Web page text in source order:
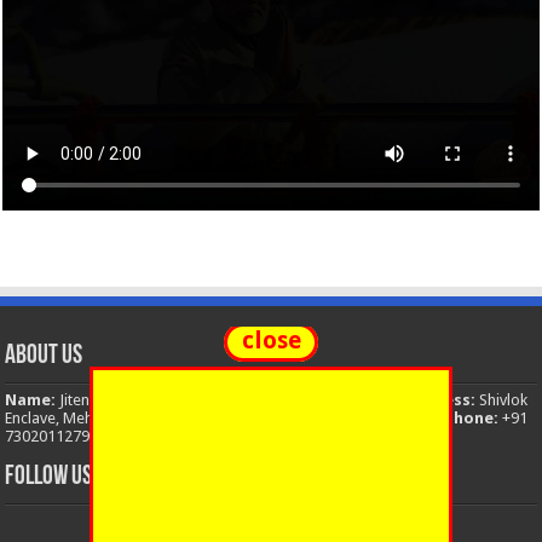
About Us
Name: Jitendra Singh Address: Shivlok
Enclave, Mehuwala Mafi, Dehradun, Uttarakhand, 248001, India
Phone: +91
7302011279
FOLLOW US
close